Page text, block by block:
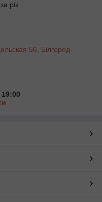
рік
56, Білгород-